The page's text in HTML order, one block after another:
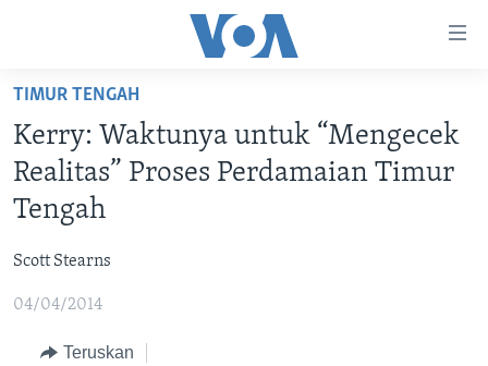
Akses
Lanjut
ke
Konten
Utama
ke
Utama
Lanjut
DUNIA
VIDEO
DAFTAR PROGRAM
TIMUR TENGAH
Kerry: Waktunya untuk “Mengecek
Realitas” Proses Perdamaian Timur
Tengah
Scott Stearns
04/04/2014
Teruskan